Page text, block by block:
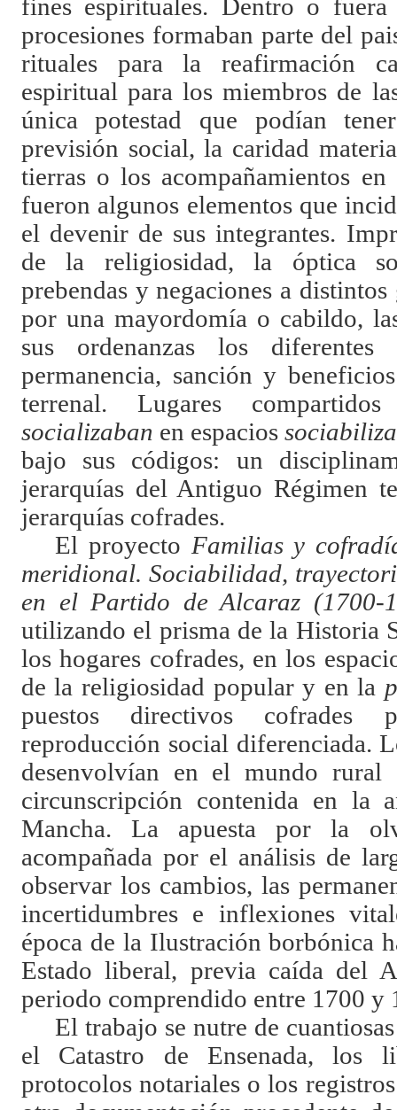
fines espirituales. Dentro o
procesiones formaban parte del
rituales para la reafirmación
espiritual para los miembros de
única potestad que podían
previsión social, la caridad
tierras o los acompañamientos en
fueron algunos elementos que
el devenir de sus integrantes.
de la religiosidad, la óptica
prebendas y negaciones a
por una mayordomía o cabildo,
sus ordenanzas los
permanencia, sanción y
terrenal. Lugares
socializaban en espacios
bajo sus códigos: un
jerarquías del Antiguo Régimen
jerarquías cofrades.
El proyecto Familias y
meridional. Sociabilidad,
en el Partido de Alcaraz (1700-
utilizando el prisma de la Historia
los hogares cofrades, en los
de la religiosidad popular y en la
puestos directivos cofrades
reproducción social diferenciada.
desenvolvían en el mundo rural
circunscripción contenida en la
Mancha. La apuesta por la
acompañada por el análisis de
observar los cambios, las
incertidumbres e inflexiones
época de la Ilustración borbónica
Estado liberal, previa caída del
periodo comprendido entre 1700 y
El trabajo se nutre de
el Catastro de Ensenada, los
protocolos notariales o los